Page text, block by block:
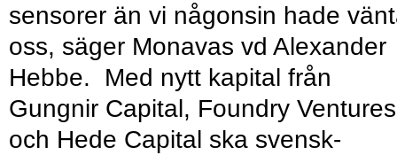
sensorer än vi någonsin hade
oss, säger Monavas vd Alexander
Hebbe. Med nytt kapital från
Gungnir Capital, Foundry Ventures
och Hede Capital ska svensk-